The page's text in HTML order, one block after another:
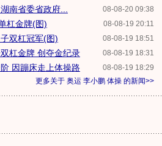
08-08-20 09:38
南省委省政府...
08-08-19 20:11
杠金牌(图)
08-08-19 18:51
双杠冠军(图)
08-08-19 18:31
杠金牌 创夺金纪录
08-08-19 18:29
因蹦床走上体操路
更多关于 奥运 李小鹏 体操 的新闻>>